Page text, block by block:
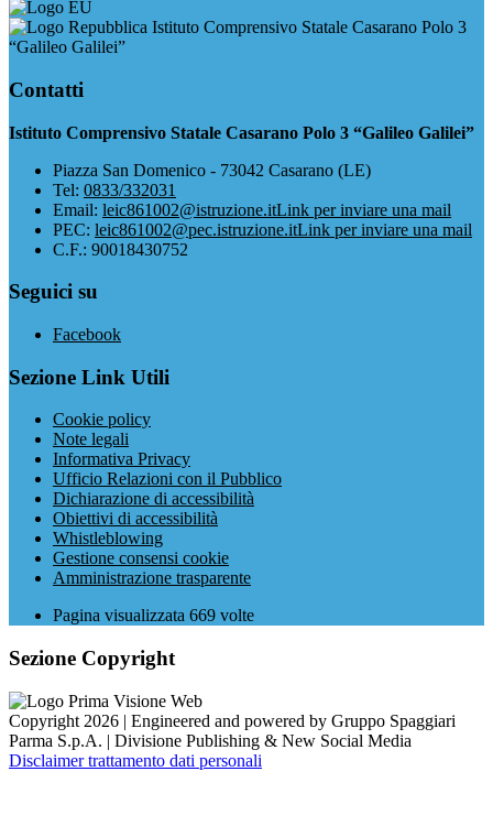
Istituto Comprensivo Statale Casarano Polo 3
“Galileo Galilei”
Contatti
Istituto Comprensivo Statale Casarano Polo 3 “Galileo Galilei”
Piazza San Domenico - 73042 Casarano (LE)
Tel: 0833/332031
Email: leic861002@istruzione.itLink per inviare una mail
PEC: leic861002@pec.istruzione.itLink per inviare una mail
C.F.: 90018430752
Seguici su
Facebook
Sezione Link Utili
Cookie policy
Note legali
Informativa Privacy
Ufficio Relazioni con il Pubblico
Dichiarazione di accessibilità
Obiettivi di accessibilità
Whistleblowing
Gestione consensi cookie
Amministrazione trasparente
Pagina visualizzata 669 volte
Sezione Copyright
Copyright 2026 | Engineered and powered by Gruppo Spaggiari
Parma S.p.A. | Divisione Publishing & New Social Media
Disclaimer trattamento dati personali